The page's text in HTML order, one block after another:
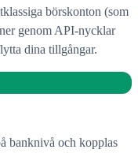
börskonton (som
genom API-nycklar
dina tillgångar.
banknivå och kopplas